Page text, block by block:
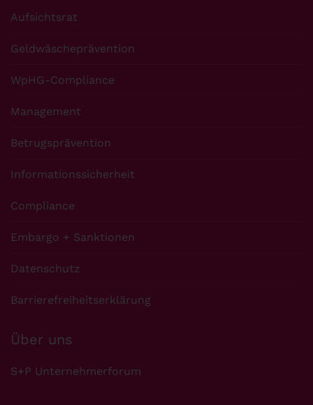
Aufsichtsrat
Geldwäscheprävention
WpHG-Compliance
Management
Betrugsprävention
Informationssicherheit
Compliance
Embargo + Sanktionen
Datenschutz
Barrierefreiheitserklärung
Über uns
S+P Unternehmerforum